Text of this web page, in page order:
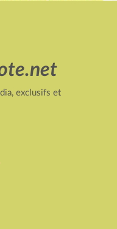
exclusifs et